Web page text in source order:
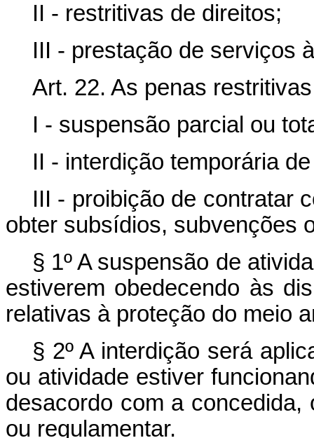
II - restritivas de direitos;
III - prestação de serviços
Art. 22. As penas
I - suspensão parcial ou
II - interdição temporária
III - proibição de contratar
obter subsídios, subvenções
§ 1º A suspensão de
estiverem obedecendo às
relativas à proteção do meio
§ 2º A interdição será
ou atividade estiver
desacordo com a
ou regulamentar.